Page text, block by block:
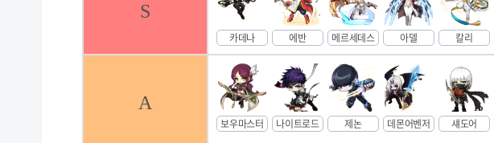
S
카데나 에반 메르세데스 아델 칼리
A
보우마스터 나이트로드 제논 데몬어벤저 섀도어